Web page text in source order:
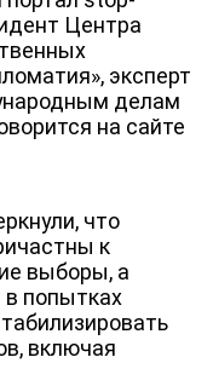
Центра
эксперт
делам
на сайте
что
к
выборы, а
в попытках
включая